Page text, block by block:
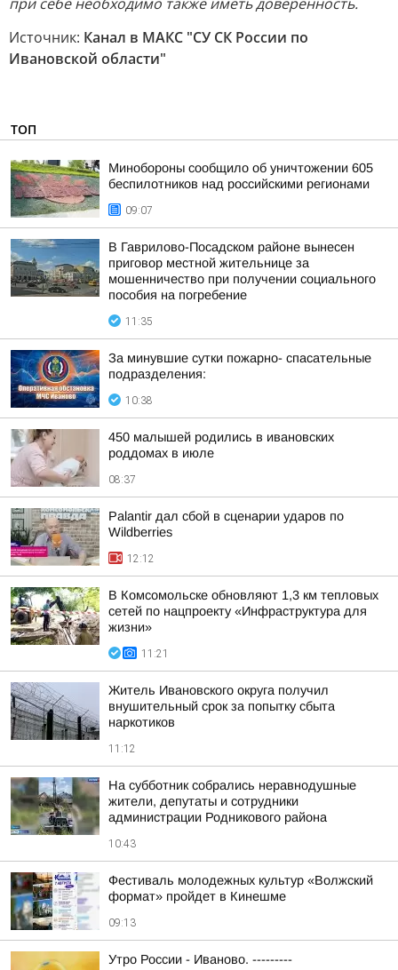
Источник: Канал в МАКС "СУ СК России по
Ивановской области"
ТОП
Минобороны сообщило об уничтожении 605
беспилотников над российскими регионами
09:07
В Гаврилово-Посадском районе вынесен
приговор местной жительнице за
мошенничество при получении социального
пособия на погребение
11:35
За минувшие сутки пожарно- спасательные
подразделения:
10:38
450 малышей родились в ивановских
роддомах в июле
08:37
Palantir дал сбой в сценарии ударов по
Wildberries
12:12
В Комсомольске обновляют 1,3 км тепловых
сетей по нацпроекту «Инфраструктура для
жизни»
11:21
Житель Ивановского округа получил
внушительный срок за попытку сбыта
наркотиков
11:12
На субботник собрались неравнодушные
жители, депутаты и сотрудники
администрации Родникового района
10:43
Фестиваль молодежных культур «Волжский
формат» пройдет в Кинешме
09:13
Утро России - Иваново. ---------